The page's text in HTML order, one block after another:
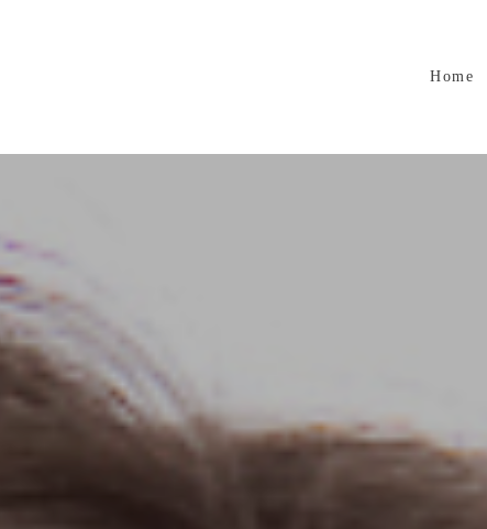
Home